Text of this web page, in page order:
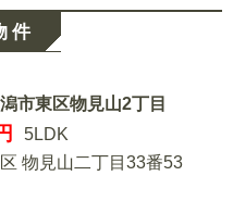
件
市東区物見山2丁目
5LDK
物見山二丁目33番53